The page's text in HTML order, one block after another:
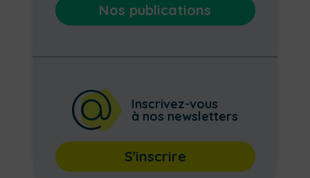
Nos publications
Inscrivez-vous
à nos newsletters
S'inscrire